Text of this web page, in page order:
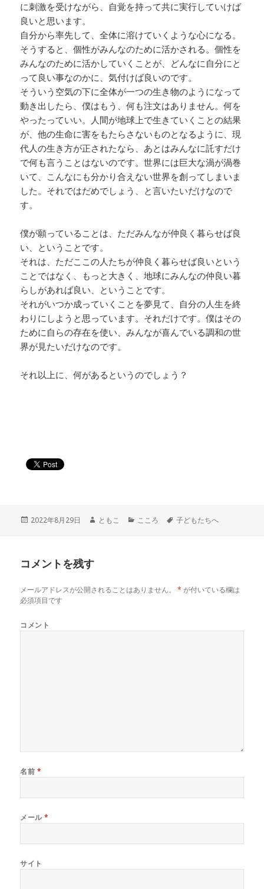
に刺激を受けながら、自覚を持って共に実行していけば
良いと思います。
自分から率先して、全体に溶けていくような心になる。
そうすると、個性がみんなのために活かされる。個性を
みんなのために活かしていくことが、どんなに自分にと
って良い事なのかに、気付けば良いのです。
そういう空気の下に全体が一つの生き物のようになって
動き出したら、僕はもう、何も注文はありません。何を
やったっていい。人間が地球上で生きていくことの結果
が、他の生命に害をもたらさないものとなるように、現
代人の生き方が正されたなら、あとはみんなに託すだけ
で何も言うことはないのです。世界には巨大な渦が渦巻
いて、こんなにも分かり合えない世界を創ってしまいま
した。それではだめでしょう、と言いたいだけなので
す。
僕が願っていることは、ただみんなが仲良く暮らせば良
い、ということです。
それは、ただここの人たちが仲良く暮らせば良いという
ことではなく、もっと大きく、地球にみんなの仲良い暮
らしがあれば良い、ということです。
それがいつか成っていくことを夢見て、自分の人生を終
わりにしようと思っています。それだけです。僕はその
ために自らの存在を使い、みんなが喜んでいる調和の世
界が見たいだけなのです。
それ以上に、何があるというのでしょう？
投
2022年8月29日
作
ともこ
カ
こころ
タ
子どもたちへ
コメントを残す
メールアドレスが公開されることはありません。 * が付いている欄は
必須項目です
コメント
名前 *
メール*
サイト